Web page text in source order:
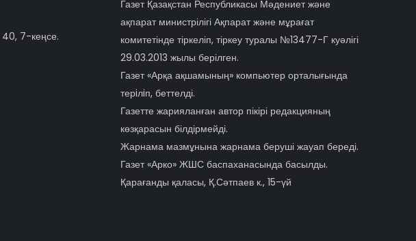
40, 7-кеңсе.
Газет Қазақстан Республикасы Мәдениет және
ақпарат министрілігі Ақпарат және мұрағат
комитетінде тіркеліп, тіркеу туралы №13477-Г куәлігі
29.03.2013 жылы берілген.
Газет «Арқа ақшамының» компьютер орталығында
терiлiп, беттелді.
Газетте жарияланған автор пікірі редакцияның
көзқарасын білдірмейді.
Жарнама мазмұнына жарнама беруші жауап береді.
Газет «Арко» ЖШС баспаханасында басылды.
Қарағанды қаласы, Қ.Сәтпаев к., 15-үй